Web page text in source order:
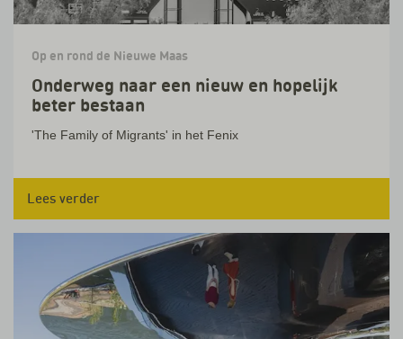
Op en rond de Nieuwe Maas
Onderweg naar een nieuw en hopelijk
beter bestaan
'The Family of Migrants' in het Fenix
Lees verder